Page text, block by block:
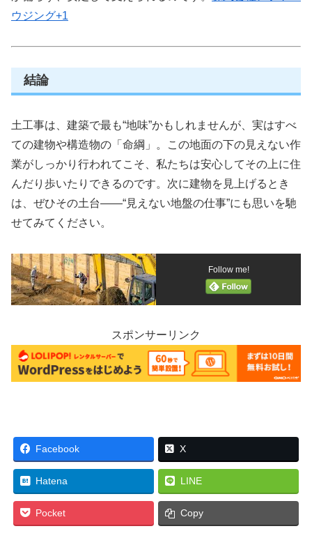
ウジング+1
結論
土工事は、建築で最も“地味”かもしれませんが、実はすべ
ての建物や構造物の「命綱」。この地面の下の見えない作
業がしっかり行われてこそ、私たちは安心してその上に住
んだり歩いたりできるのです。次に建物を見上げるとき
は、ぜひその土台――“見えない地盤の仕事”にも思いを馳
せてみてください。
Follow me!
スポンサーリンク
Facebook X
Hatena LINE
Pocket Copy